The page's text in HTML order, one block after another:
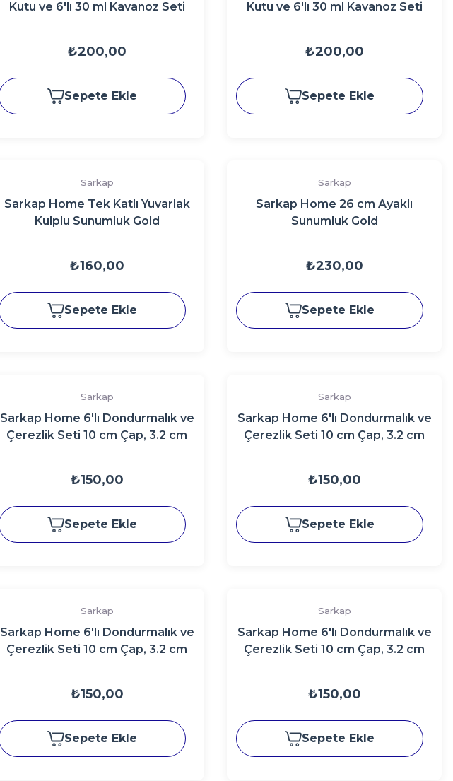
Kutu ve 6'lı 30 ml Kavanoz Seti
₺200,00
Sepete Ekle
Kutu ve 6'lı 30 ml Kavanoz Seti
₺200,00
Sepete Ekle
Sarkap
Sarkap Home Tek Katlı Yuvarlak
Kulplu Sunumluk Gold
₺160,00
Sepete Ekle
Sarkap
Sarkap Home 26 cm Ayaklı
Sunumluk Gold
₺230,00
Sepete Ekle
Sarkap
Sarkap Home 6'lı Dondurmalık ve
Çerezlik Seti 10 cm Çap, 3.2 cm
₺150,00
Sepete Ekle
Sarkap
Sarkap Home 6'lı Dondurmalık ve
Çerezlik Seti 10 cm Çap, 3.2 cm
₺150,00
Sepete Ekle
Sarkap
Sarkap Home 6'lı Dondurmalık ve
Çerezlik Seti 10 cm Çap, 3.2 cm
₺150,00
Sepete Ekle
Sarkap
Sarkap Home 6'lı Dondurmalık ve
Çerezlik Seti 10 cm Çap, 3.2 cm
₺150,00
Sepete Ekle